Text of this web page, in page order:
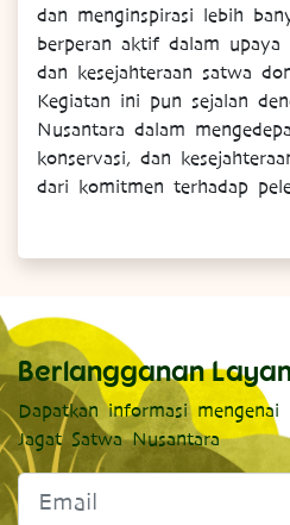
dan menginspirasi lebih
berperan aktif dalam upaya
dan kesejahteraan satwa
Kegiatan ini pun sejalan
Nusantara dalam
konservasi, dan
dari komitmen terhadap
Berlangganan
Dapatkan informasi
Jagat Satwa Nusantara